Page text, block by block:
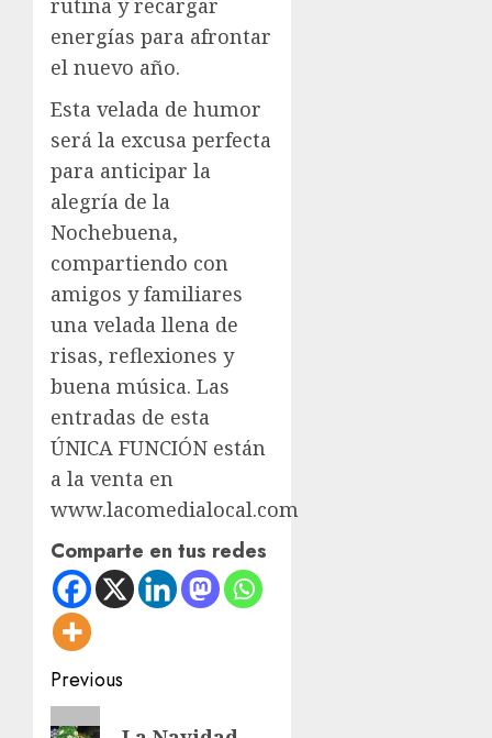
energías para afrontar
el nuevo año.
Esta velada de humor
será la excusa perfecta
para anticipar la
alegría de la
Nochebuena,
compartiendo con
amigos y familiares
una velada llena de
risas, reflexiones y
buena música. Las
entradas de esta
ÚNICA FUNCIÓN están
a la venta en
www.lacomedialocal.com
Comparte en tus redes
Post
navigation
Previous
Previous